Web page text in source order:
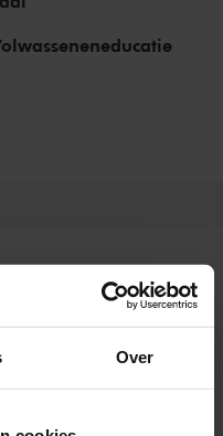
Over
Na het
.Bestel op tijd kaarten
Wim Sonneveld -